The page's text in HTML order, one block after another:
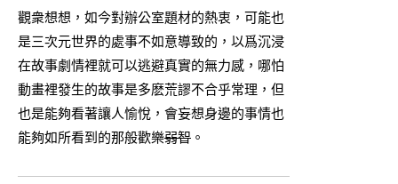
觀衆想想，如今對辦公室題材的熱衷，可能也
是三次元世界的處事不如意導致的，以爲沉浸
在故事劇情裡就可以逃避真實的無力感，哪怕
動畫裡發生的故事是多麽荒謬不合乎常理，但
也是能夠看著讓人愉悅，會妄想身邊的事情也
能夠如所看到的那般歡樂弱智 。